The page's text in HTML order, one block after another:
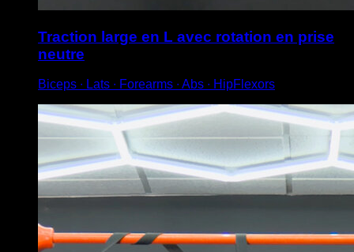
Traction large en L avec rotation en prise
neutre
Biceps ∙ Lats ∙ Forearms ∙ Abs ∙ HipFlexors